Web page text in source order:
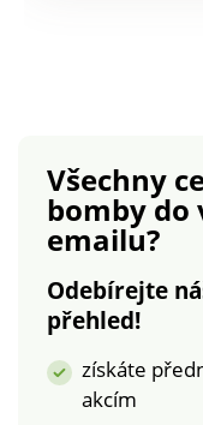
části rukávů
Žebrovaný
Lze prát v pračce.
Všechny
bombydo
emailu?
Odebírejte
přehled!
získáte
akcím